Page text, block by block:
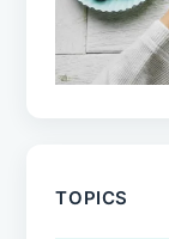
TOPICS